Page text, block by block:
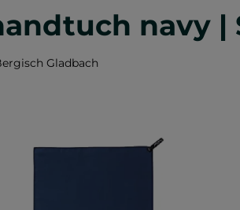
0 von 5 Sternen navy |
Gladbach